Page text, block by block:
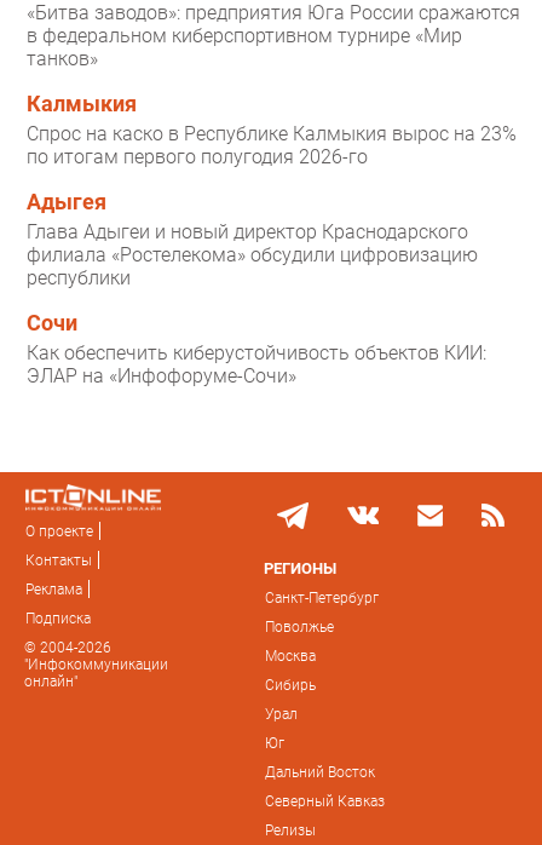
«Битва заводов»: предприятия Юга России сражаются
в федеральном киберспортивном турнире «Мир
танков»
Калмыкия
Спрос на каско в Республике Калмыкия вырос на 23%
по итогам первого полугодия 2026-го
Адыгея
Глава Адыгеи и новый директор Краснодарского
филиала «Ростелекома» обсудили цифровизацию
республики
Сочи
Как обеспечить киберустойчивость объектов КИИ:
ЭЛАР на «Инфофоруме-Сочи»
О проекте
Контакты
Реклама
Подписка
© 2004-2026
"Инфокоммуникации
онлайн"
РЕГИОНЫ
Санкт-Петербург
Поволжье
Москва
Сибирь
Урал
Юг
Дальний Восток
Северный Кавказ
Релизы